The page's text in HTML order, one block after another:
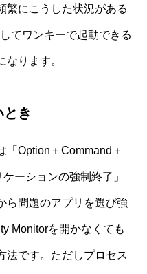
にこうした状況がある
てワンキーで起動できる
ります。
き
「Option＋Command＋
ーションの強制終了」
ら問題のアプリを選び強
Monitorを開かなくても
法です。ただしプロセス